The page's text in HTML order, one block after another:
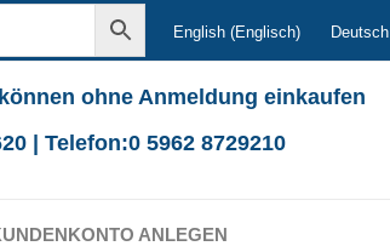
English (Englisch) Deutsch
ohne Anmeldung einkaufen
| Telefon:0 5962 8729210
ANLEGEN